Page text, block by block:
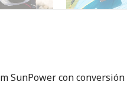
SunPower con